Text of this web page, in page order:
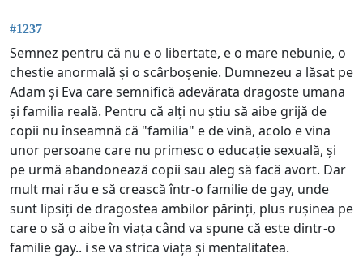
#1237
Semnez pentru că nu e o libertate, e o mare nebunie, o
chestie anormală și o scârboșenie. Dumnezeu a lăsat pe
Adam și Eva care semnifică adevărata dragoste umana
și familia reală. Pentru că alți nu știu să aibe grijă de
copii nu înseamnă că "familia" e de vină, acolo e vina
unor persoane care nu primesc o educație sexuală, și
pe urmă abandonează copii sau aleg să facă avort. Dar
mult mai rău e să crească într-o familie de gay, unde
sunt lipsiți de dragostea ambilor părinți, plus rușinea pe
care o să o aibe în viața când va spune că este dintr-o
familie gay.. i se va strica viața și mentalitatea.